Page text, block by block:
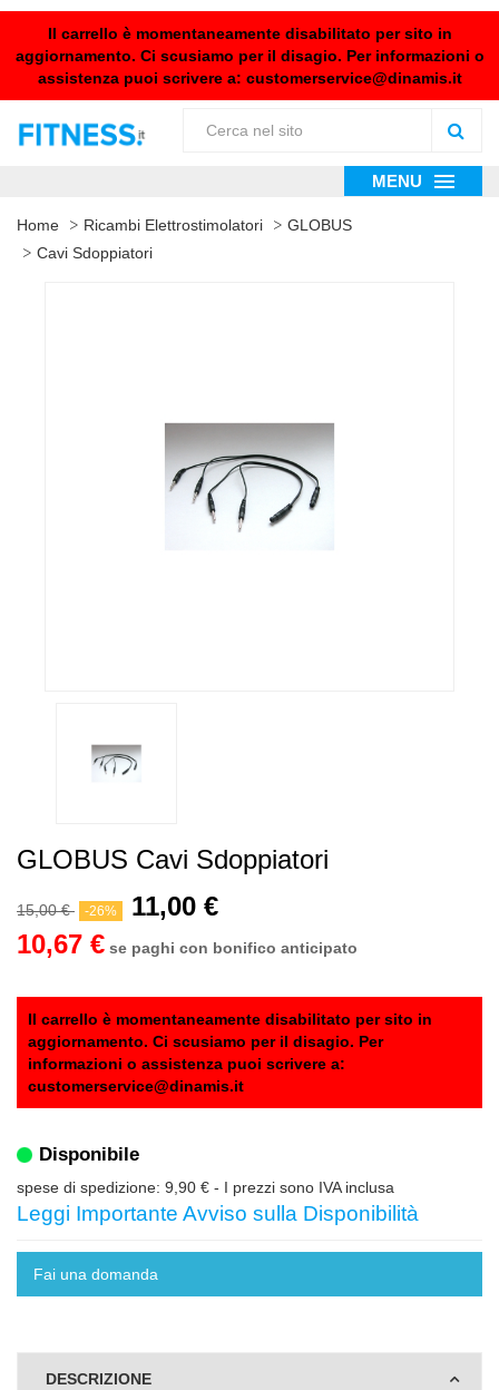
Il carrello è momentaneamente disabilitato per sito in
aggiornamento. Ci scusiamo per il disagio. Per informazioni o
assistenza puoi scrivere a: customerservice@dinamis.it
MENU
Home Ricambi Elettrostimolatori
GLOBUS
Cavi Sdoppiatori
GLOBUS Cavi Sdoppiatori
15,00 € -26%
11,00 €
10,67 € se paghi con bonifico anticipato
Il carrello è momentaneamente disabilitato per sito in
aggiornamento. Ci scusiamo per il disagio. Per
informazioni o assistenza puoi scrivere a:
customerservice@dinamis.it
Disponibile
spese di spedizione: 9,90 € - I prezzi sono IVA inclusa
Leggi Importante Avviso sulla Disponibilità
Fai una domanda
DESCRIZIONE